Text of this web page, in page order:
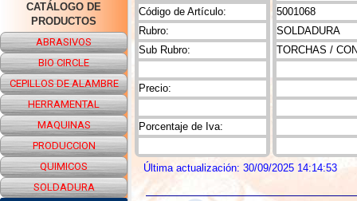
CATÁLOGO DE
PRODUCTOS
ABRASIVOS
BIO CIRCLE
CEPILLOS DE ALAMBRE
HERRAMENTAL
MAQUINAS
PRODUCCION
QUIMICOS
SOLDADURA
Código de Artículo:
Rubro:
Sub Rubro:
Precio:
Porcentaje de Iva:
5001068
SOLDADURA
TORCHAS /
Última actualización: 30/09/2025 14:14:53